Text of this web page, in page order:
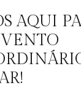
AQUI